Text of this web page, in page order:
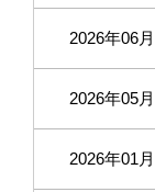
2026年06月
2026年05月
2026年01月